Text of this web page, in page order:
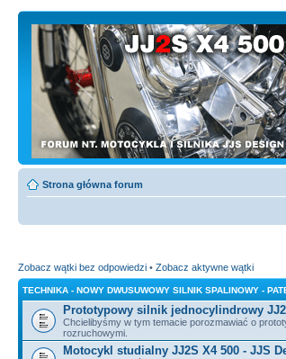
Strona główna forum
Zobacz wątki bez odpowiedzi • Zobacz aktywne wątki
TECHNIKA - NOWY DWUSUWOWY SILNIK SPALINOWY -
Prototypowy silnik jednocylindrowy
Chcielibyśmy w tym temacie porozmawiać o
rozruchowymi.
Motocykl studialny JJ2S X4 500 - JJS